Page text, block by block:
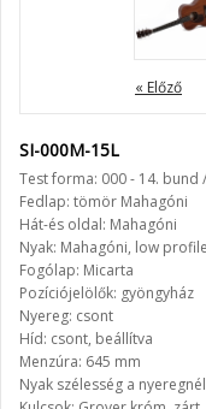
« Előző
SI-000M-15L
Test forma: 000 - 14. bund
Fedlap: tömör Mahagóni
Hát-és oldal: Mahagóni
Nyak: Mahagóni, low profile
Fogólap: Micarta
Pozíciójelölők: gyöngyház
Nyereg: csont
Híd: csont, beállítva
Menzúra: 645 mm
Nyak szélesség a